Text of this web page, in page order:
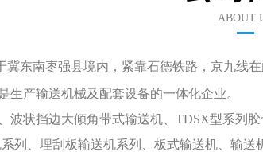
ABOUT
冀东南枣强县境内，紧靠石德铁路，京九线
生产输送机械及配套设备的一体化企业。
波状挡边大倾角带式输送机、TDSX型系列
列、埋刮板输送机系列、板式输送机、输